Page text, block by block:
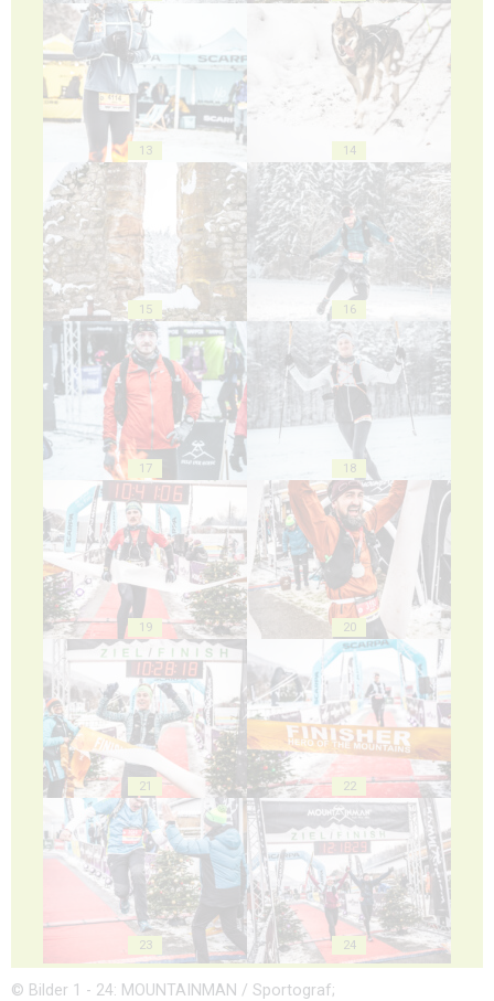
13 14
15 16
17 18
19 20
21 22
23 24
© Bilder 1 - 24: MOUNTAINMAN / Sportograf;